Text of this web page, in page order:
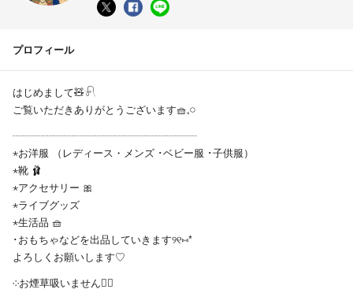
プロフィール
はじめまして🧸𓍯
ご覧いただきありがとうございます🧺𓈒𓏸︎︎︎︎
┈┈┈┈┈┈┈┈┈┈┈┈┈┈┈┈┈┈
⋆お洋服 （レディース・メンズ ･ベビー服 ･子供服）
⋆靴 🩰
⋆アクセサリー 🎀
⋆ライブグッズ
⋆生活品 🧺
･おもちゃなどを出品していきます୨୧⑅*
よろしくお願いします♡
༶お煙草吸いません🙅‍♀